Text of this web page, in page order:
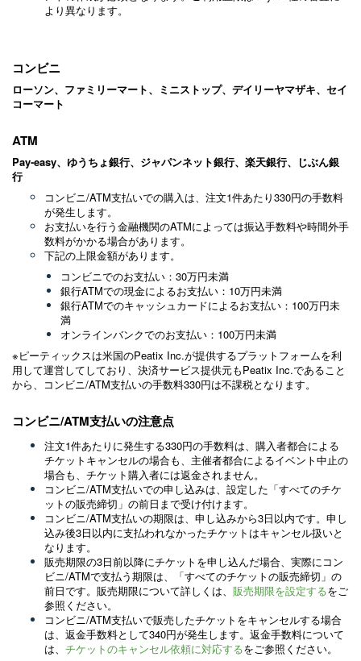
より異なります。
コンビニ
ローソン、ファミリーマート、ミニストップ、デイリーヤマザキ、セイ
コーマート
ATM
Pay-easy、ゆうちょ銀行、ジャパンネット銀行、楽天銀行、じぶん銀
行
コンビニ/ATM支払いでの購入は、注文1件あたり330円の手数料
が発生します。
お支払いを行う金融機関のATMによっては振込手数料や時間外手
数料がかかる場合があります。
下記の上限金額があります。
コンビニでのお支払い：30万円未満
銀行ATMでの現金によるお支払い：10万円未満
銀行ATMでのキャッシュカードによるお支払い：100万円未
満
オンラインバンクでのお支払い：100万円未満
※ピーティックスは米国のPeatix Inc.が提供するプラットフォームを利
用して運営してしており、決済サービス提供元もPeatix Inc.であること
から、コンビニ/ATM支払いの手数料330円は不課税となります。
コンビニ/ATM支払いの注意点
注文1件あたりに発生する330円の手数料は、購入者都合による
チケットキャンセルの場合も、主催者都合によるイベント中止の
場合も、チケット購入者には返金されません。
コンビニ/ATM支払いでの申し込みは、設定した「すべてのチケ
ットの販売締切」の前日まで受け付けます。
コンビニ/ATM支払いの期限は、申し込みから3日以内です。申し
込み後3日以内に支払われなかったチケットはキャンセル扱いと
なります。
販売期限の3日前以降にチケットを申し込んだ場合、実際にコン
ビニ/ATMで支払う期限は、「すべてのチケットの販売締切」の
前日です。販売期限について詳しくは、 販売期限を設定するをご
参照ください。
コンビニ/ATM支払いで販売したチケットをキャンセルする場合
は、返金手数料として340円が発生します。返金手数料について
は、 チケットのキャンセル依頼に対応するをご参照ください。